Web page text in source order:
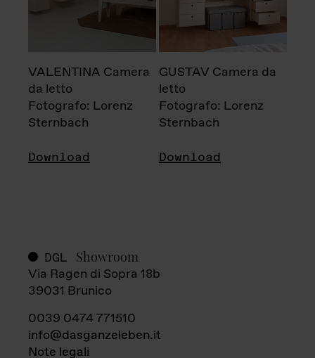
VALENTINA Camera
da letto
Fotografo: Lorenz
Sternbach
Download
GUSTAV Camera da
letto
Fotografo: Lorenz
Sternbach
Download
DGL Showroom
Via Ragen di Sopra 18b
39031 Brunico
0039 0474 771510
info@dasganzeleben.it
Note legali